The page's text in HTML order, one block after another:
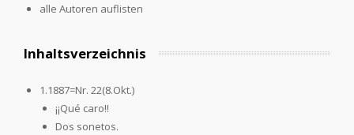
alle Autoren auflisten
Inhaltsverzeichnis
1.1887=Nr. 22(8.Okt.)
¡¡Qué caro!!
Dos sonetos.